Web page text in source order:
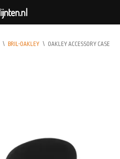
\ BRIL-OAKLEY \ OAKLEY ACCESSORY CASE